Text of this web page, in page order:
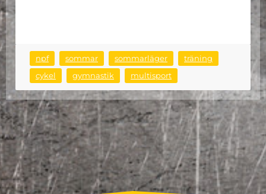
npf sommar sommarläger
träning
cykel
gymnastik multisport